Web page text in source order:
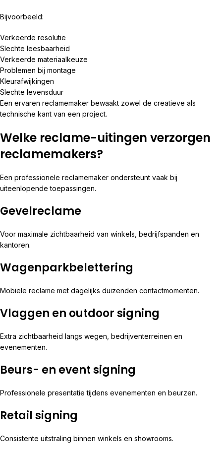
Bijvoorbeeld:
Verkeerde resolutie
Slechte leesbaarheid
Verkeerde materiaalkeuze
Problemen bij montage
Kleurafwijkingen
Slechte levensduur
Een ervaren reclamemaker bewaakt zowel de creatieve als
technische kant van een project.
Welke reclame-uitingen verzorgen
reclamemakers?
Een professionele reclamemaker ondersteunt vaak bij
uiteenlopende toepassingen.
Gevelreclame
Voor maximale zichtbaarheid van winkels, bedrijfspanden en
kantoren.
Wagenparkbelettering
Mobiele reclame met dagelijks duizenden contactmomenten.
Vlaggen en outdoor signing
Extra zichtbaarheid langs wegen, bedrijventerreinen en
evenementen.
Beurs- en event signing
Professionele presentatie tijdens evenementen en beurzen.
Retail signing
Consistente uitstraling binnen winkels en showrooms.